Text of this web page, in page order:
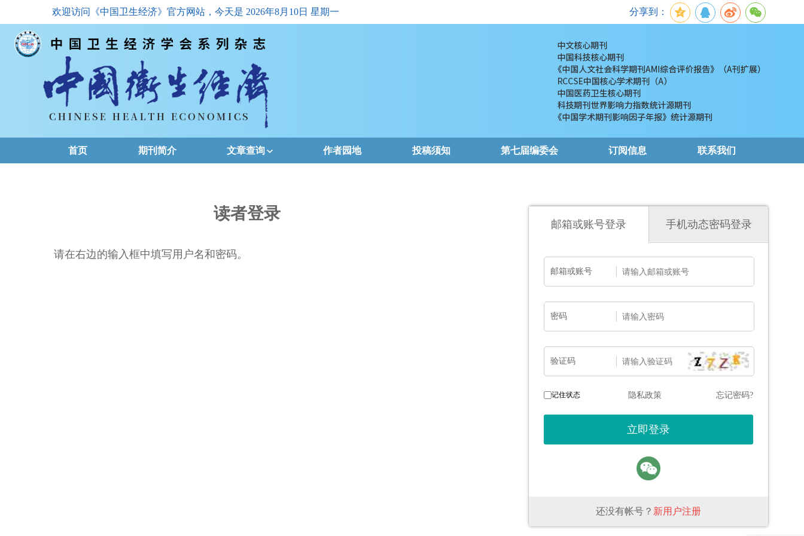
欢迎访问《中国卫生经济》官方网站，今天是 2026年8月10日 星期一 分享到：
首页 期刊简介 文章查询
下载排名
作者园地 投稿须知 第七届编委会 订阅信息 联系我们
读者登录
请在右边的输入框中填写用户名和密码。
邮箱或账号登录 手机动态密码登录
邮箱或账号
密码
验证码
记住状态 隐私政策 忘记密码?
还没有帐号？ 新用户注册